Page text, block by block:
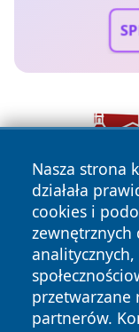
Nasza strona
działała
cookies i
zewnętrznych
przetwarzane
partnerów.
Copyright © 2026